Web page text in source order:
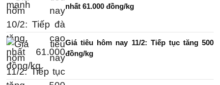
nhất 61.000 đồng/kg
Giá tiêu hôm nay 11/2: Tiếp tục tăng 500
đồng/kg